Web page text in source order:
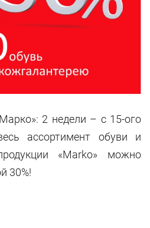
2 недели – с 15-ого
ассортимент обуви и
«Marko» можно
30%!